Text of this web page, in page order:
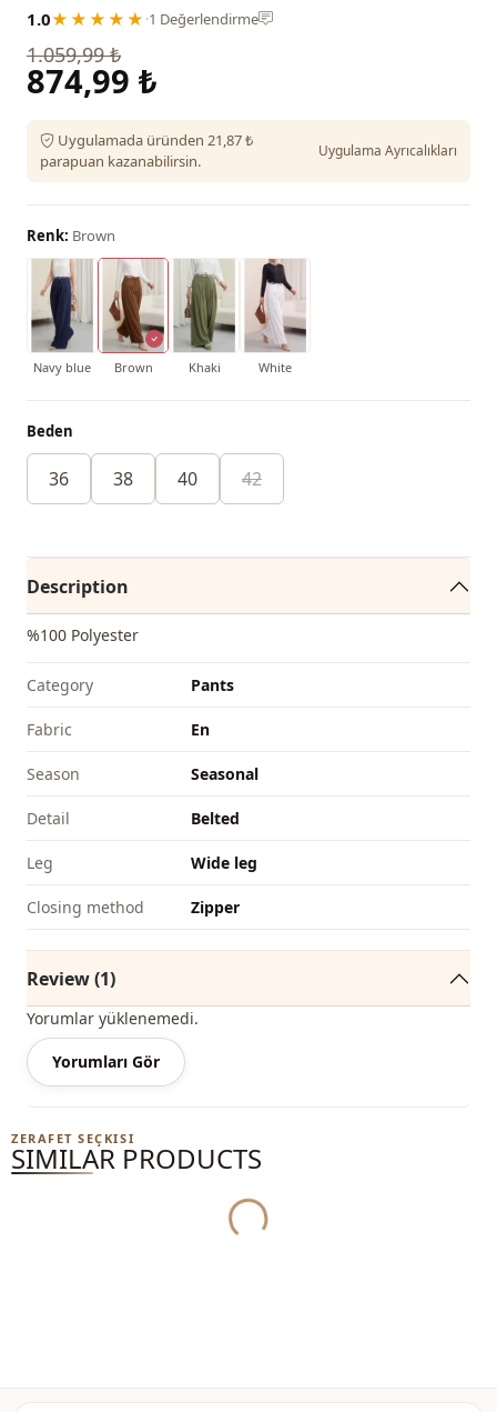
1.0★★★★★ ·1 Değerlendirme
1.059,99 ₺
874,99 ₺
Uygulamada üründen 21,87 ₺
parapuan kazanabilirsin.
Uygulama Ayrıcalıkları
Renk: Brown
Navy blue Brown Khaki White
Beden
36 38 40 42
Description
%100 Polyester
Category Pants
Fabri̇c En
Season Seasonal
Detail Belted
Leg Wide leg
Closing method Zipper
Review (1)
Yorumlar yüklenemedi.
Yorumları Gör
ZERAFET SEÇKISI
SIMILAR PRODUCTS
Yukleniyor...